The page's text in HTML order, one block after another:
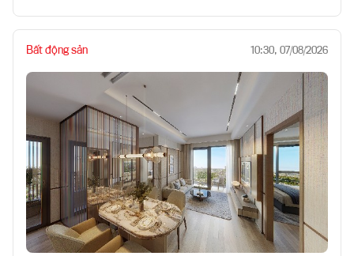
Bất động sản 10:30, 07/08/2026